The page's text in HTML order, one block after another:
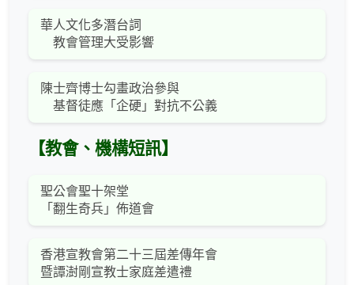
華人文化多潛台詞
教會管理大受影響
陳士齊博士勾畫政治參與
基督徒應「企硬」對抗不公義
【教會、機構短訊】
聖公會聖十架堂
「翻生奇兵」佈道會
香港宣教會第二十三屆差傳年會
暨譚澍剛宣教士家庭差遣禮